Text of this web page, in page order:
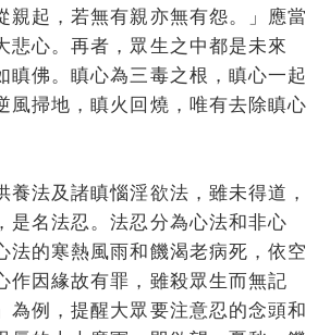
親起，若無有親亦無有怨。」應當
悲心。再者，眾生之中都是未來
瞋佛。瞋心為三毒之根，瞋心一起
風掃地，瞋火回燒，唯有去除瞋心
養法及諸瞋惱淫欲法，雖未得道，
是名法忍。法忍分為心法和非心
法的寒熱風雨和饑渴老病死，依空
作因緣故有罪，雖殺眾生而無記
為例，提醒大眾要注意忍的念頭和